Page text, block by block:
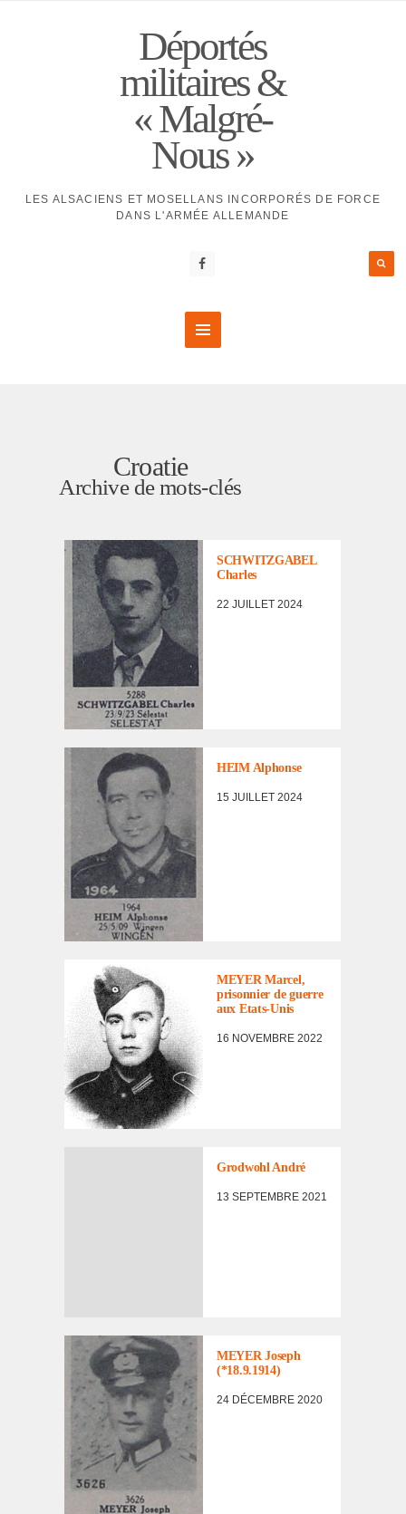
Déportés
militaires &
« Malgré-
Nous »
LES ALSACIENS ET MOSELLANS INCORPORÉS DE FORCE
DANS L'ARMÉE ALLEMANDE
Croatie
Archive de mots-clés
SCHWITZGABEL
Charles
22 JUILLET 2024
LISTE DES NON
RENTRÉS
HEIM Alphonse
15 JUILLET 2024
LES
INCORPORÉS
À LEUR
DESTIN ,
TÉMOIGNAGES
MEYER Marcel,
prison­nier de guerre
aux Etats-Unis
16 NOVEMBRE 2022
Grod­wohl André
13 SEPTEMBRE 2021
MEYER Joseph
(*18.9.1914)
24 DÉCEMBRE 2020